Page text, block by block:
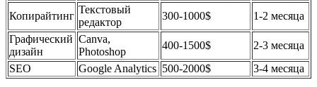
Копирайтинг
Текстовый
редактор
300-1000$
1-2 месяца
Графический
дизайн
Canva,
Photoshop
400-1500$
2-3 месяца
SEO
Google Analytics 500-2000$ 3-4 месяца